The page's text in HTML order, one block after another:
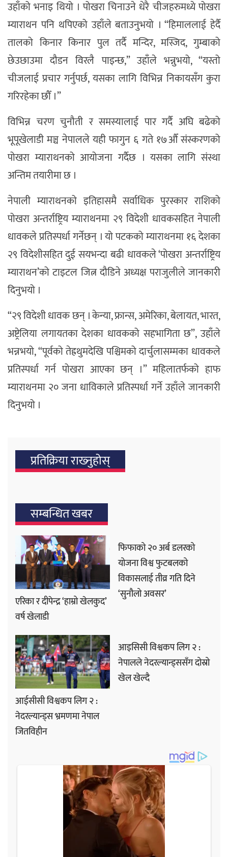
उहाँको भनाइ थियो । पोखरा चिनाउने धेरै चीजहरुमध्ये पोखरा
म्याराथन पनि थपिएको उहाँले बताउनुभयो । “हिमाललाई हेर्दै
तालको किनार किनार पुल तर्दै मन्दिर, मस्जिद, गुम्बाको
छेउछाउमा दौडन विरलै पाइन्छ,” उहाँले भन्नुभयो, “यस्तो
चीजलाई प्रचार गर्नुपर्छ, यसका लागि विभिन्न निकायसँग कुरा
गरिरहेका छौँ ।”
विभिन्न चरण चुनौती र समस्यालाई पार गर्दै अघि बढेको
भूपूखेलाडी मञ्च नेपालले यही फागुन ६ गते १७औँ संस्करणको
पोखरा म्याराथनको आयोजना गर्दैछ । यसका लागि संस्था
अन्तिम तयारीमा छ ।
नेपाली म्याराथनको इतिहासमै सर्वाधिक पुरस्कार राशिको
पोखरा अन्तर्राष्ट्रिय म्याराथनमा २९ विदेशी धावकसहित नेपाली
धावकले प्रतिस्पर्धा गर्नेछन् । यो पटकको म्याराथनमा १६ देशका
२९ विदेशीसहित दुई सयभन्दा बढी धावकले ‘पोखरा अन्तर्राष्ट्रिय
म्याराथन’को टाइटल जित्न दौडिने अध्यक्ष पराजुलीले जानकारी
दिनुभयो ।
“२९ विदेशी धावक छन् । केन्या, फ्रान्स, अमेरिका, बेलायत, भारत,
अष्ट्रेलिया लगायतका देशका धावकको सहभागिता छ”, उहाँले
भन्नभयो, “पूर्वको तेह्रथुमदेखि पश्चिमको दार्चुलासम्मका धावकले
प्रतिस्पर्धा गर्न पोखरा आएका छन् ।” महिलातर्फको हाफ
म्याराथनमा २० जना धाविकाले प्रतिस्पर्धा गर्ने उहाँले जानकारी
दिनुभयो ।
प्रतिक्रिया राख्‍नुहोस्
सम्बन्धित खबर
एरिका र दीपेन्द्र ‘हाम्रो खेलकुद’
वर्ष खेलाडी
फिफाको २० अर्ब डलरको
योजना विश्व फुटबलको
विकासलाई तीव्र गति दिने
‘सुनौलो अवसर’
आईसीसी विश्वकप लिग २ :
नेदरल्यान्ड्स भ्रमणमा नेपाल
जितविहीन
आइसिसी विश्वकप लिग २ :
नेपालले नेदरल्यान्ड्ससँग दोस्रो
खेल खेल्दै